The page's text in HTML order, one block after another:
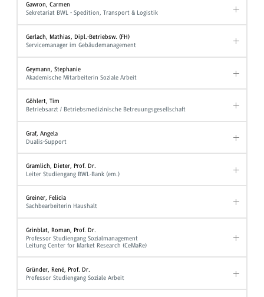
Gawron, Carmen
Sekretariat BWL - Spedition, Transport & Logistik
Gerlach, Mathias, Dipl.-Betriebsw. (FH)
Servicemanager im Gebäudemanagement
Geymann, Stephanie
Akademische Mitarbeiterin Soziale Arbeit
Göhlert, Tim
Betriebsarzt / Betriebsmedizinische Betreuungsgesellschaft
Graf, Angela
Dualis-Support
Gramlich, Dieter, Prof. Dr.
Leiter Studiengang BWL-Bank (em.)
Greiner, Felicia
Sachbearbeiterin Haushalt
Grinblat, Roman, Prof. Dr.
Professor Studiengang Sozialmanagement
Leitung Center for Market Research (CeMaRe)
Gründer, René, Prof. Dr.
Professor Studiengang Soziale Arbeit